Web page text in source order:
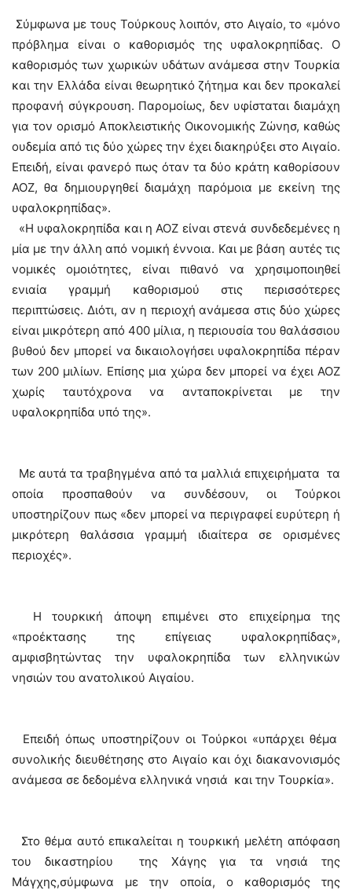
Σύμφωνα με τους Τούρκους λοιπόν, στο Αιγαίο, το «μόνο
πρόβλημα είναι ο καθορισμός της υφαλοκρηπίδας. Ο
καθορισμός των χωρικών υδάτων ανάμεσα στην Τουρκία
και την Ελλάδα είναι θεωρητικό ζήτημα και δεν προκαλεί
προφανή σύγκρουση. Παρομοίως, δεν υφίσταται διαμάχη
για τον ορισμό Αποκλειστικής Οικονομικής Ζώνησ, καθώς
ουδεμία από τις δύο χώρες την έχει διακηρύξει στο Αιγαίο.
Επειδή, είναι φανερό πως όταν τα δύο κράτη καθορίσουν
ΑΟΖ, θα δημιουργηθεί διαμάχη παρόμοια με εκείνη της
υφαλοκρηπίδας».
«Η υφαλοκρηπίδα και η ΑΟΖ είναι στενά συνδεδεμένες η
μία με την άλλη από νομική έννοια. Και με βάση αυτές τις
νομικές ομοιότητες, είναι πιθανό να χρησιμοποιηθεί
ενιαία γραμμή καθορισμού στις περισσότερες
περιπτώσεις. Διότι, αν η περιοχή ανάμεσα στις δύο χώρες
είναι μικρότερη από 400 μίλια, η περιουσία του θαλάσσιου
βυθού δεν μπορεί να δικαιολογήσει υφαλοκρηπίδα πέραν
των 200 μιλίων. Επίσης μια χώρα δεν μπορεί να έχει ΑΟΖ
χωρίς ταυτόχρονα να ανταποκρίνεται με την
υφαλοκρηπίδα υπό της».
Με αυτά τα τραβηγμένα από τα μαλλιά επιχειρήματα τα
οποία προσπαθούν να συνδέσουν, οι Τούρκοι
υποστηρίζουν πως «δεν μπορεί να περιγραφεί ευρύτερη ή
μικρότερη θαλάσσια γραμμή ιδιαίτερα σε ορισμένες
περιοχές».
Η τουρκική άποψη επιμένει στο επιχείρημα της
«προέκτασης της επίγειας υφαλοκρηπίδας»,
αμφισβητώντας την υφαλοκρηπίδα των ελληνικών
νησιών του ανατολικού Αιγαίου.
Επειδή όπως υποστηρίζουν οι Τούρκοι «υπάρχει θέμα
συνολικής διευθέτησης στο Αιγαίο και όχι διακανονισμός
ανάμεσα σε δεδομένα ελληνικά νησιά και την Τουρκία».
Στο θέμα αυτό επικαλείται η τουρκική μελέτη απόφαση
του δικαστηρίου της Χάγης για τα νησιά της
Μάγχης,σύμφωνα με την οποία, ο καθορισμός της